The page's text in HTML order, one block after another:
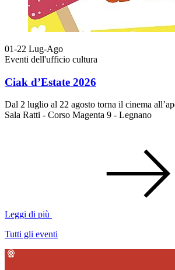
01-22 Lug-Ago
Eventi dell'ufficio cultura
Ciak d’Estate 2026
Dal 2 luglio al 22 agosto torna il cinema
Sala Ratti - Corso Magenta 9 - Legnano
Leggi di più
Tutti gli eventi